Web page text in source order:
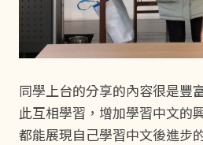
同學上台的分享的內容很是豐
此互相學習，增加學習中文的
都能展現自己學習中文後進步